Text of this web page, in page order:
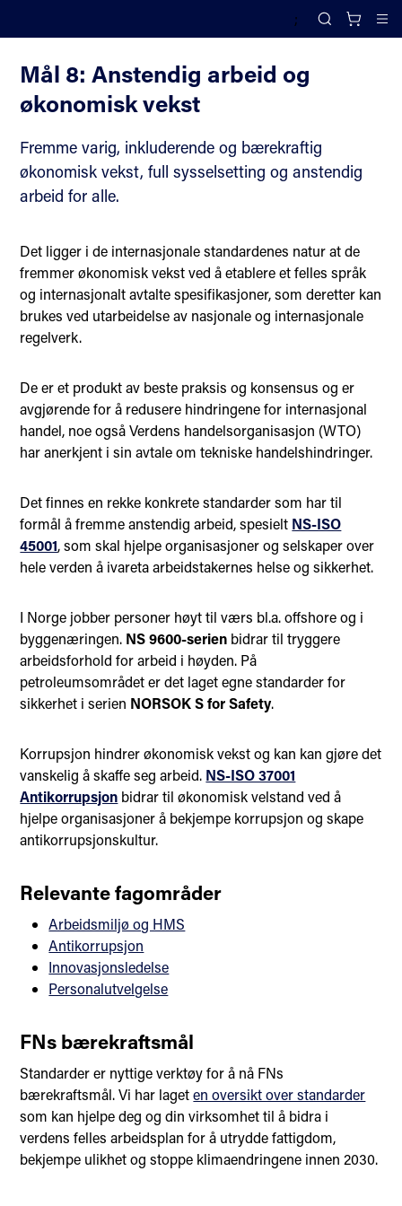
;
Search
Mål 8: Anstendig arbeid og
økonomisk vekst
Fremme varig, inkluderende og bærekraftig
økonomisk vekst, full sysselsetting og anstendig
arbeid for alle.
Det ligger i de internasjonale standardenes natur at de
fremmer økonomisk vekst ved å etablere et felles språk
og internasjonalt avtalte spesifikasjoner, som deretter kan
brukes ved utarbeidelse av nasjonale og internasjonale
regelverk.
De er et produkt av beste praksis og konsensus og er
avgjørende for å redusere hindringene for internasjonal
handel, noe også Verdens handelsorganisasjon (WTO)
har anerkjent i sin avtale om tekniske handelshindringer.
Det finnes en rekke konkrete standarder som har til
formål å fremme anstendig arbeid, spesielt NS-ISO
45001, som skal hjelpe organisasjoner og selskaper over
hele verden å ivareta arbeidstakernes helse og sikkerhet.
I Norge jobber personer høyt til værs bl.a. offshore og i
byggenæringen. NS 9600-serien bidrar til tryggere
arbeidsforhold for arbeid i høyden. På
petroleumsområdet er det laget egne standarder for
sikkerhet i serien NORSOK S for Safety.
Korrupsjon hindrer økonomisk vekst og kan kan gjøre det
vanskelig å skaffe seg arbeid. NS-ISO 37001
Antikorrupsjon bidrar til økonomisk velstand ved å
hjelpe organisasjoner å bekjempe korrupsjon og skape
antikorrupsjonskultur.
Relevante fagområder
Arbeidsmiljø og HMS
Antikorrupsjon
Innovasjonsledelse
Personalutvelgelse
FNs bærekraftsmål
Standarder er nyttige verktøy for å nå FNs
bærekraftsmål. Vi har lageten oversikt over standarder
som kan hjelpe deg og din virksomhet til å bidra i
verdens felles arbeidsplan for å utrydde fattigdom,
bekjempe ulikhet og stoppe klimaendringene innen 2030.